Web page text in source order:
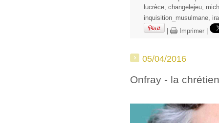
lucrèce, changelejeu,
inquisition_musulmane,
Imprimer
05/04/2016
Onfray - la